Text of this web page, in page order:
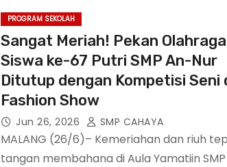
PROGRAM SEKOLAH
Sangat Meriah! Pekan Olahraga
Siswa ke-67 Putri SMP An-Nur
Ditutup dengan Kompetisi Seni
Fashion Show
Jun 26, 2026 SMP CAHAYA
MALANG (26/6)– Kemeriahan dan riuh
tangan membahana di Aula Yamatiin